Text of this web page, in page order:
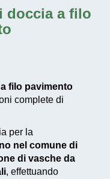
doccia a filo
filo pavimento
complete di
per la
nel comune di
di vasche da
, effettuando